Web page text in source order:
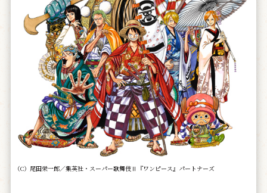
（C）尾田栄一郎／集英社・スーパー歌舞伎Ⅱ『ワンピース』パートナーズ